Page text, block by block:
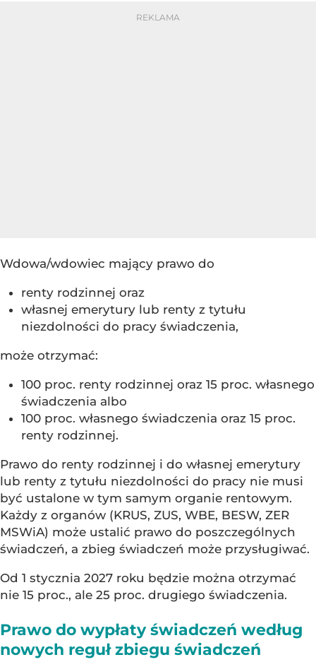
Wdowa/wdowiec mający prawo do
renty rodzinnej oraz
własnej emerytury lub renty z tytułu
niezdolności do pracy świadczenia,
może otrzymać:
100 proc. renty rodzinnej oraz 15 proc. własnego
świadczenia albo
100 proc. własnego świadczenia oraz 15 proc.
renty rodzinnej.
Prawo do renty rodzinnej i do własnej emerytury
lub renty z tytułu niezdolności do pracy nie musi
być ustalone w tym samym organie rentowym.
Każdy z organów (KRUS, ZUS, WBE, BESW, ZER
MSWiA) może ustalić prawo do poszczególnych
świadczeń, a zbieg świadczeń może przysługiwać.
Od 1 stycznia 2027 roku będzie można otrzymać
nie 15 proc., ale 25 proc. drugiego świadczenia.
Prawo do wypłaty świadczeń według
nowych reguł zbiegu świadczeń